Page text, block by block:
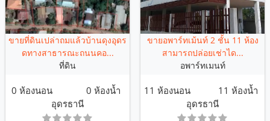
ขายที่ดินเปล่าถมแล้วบ้านดุงอุดร
ดทางสาธารณะถนนคอ...
ที่ดิน
0 ห้องนอน
0 ห้องน้ำ
อุดรธานี
ขายอพาร์ทเม้นท์ 2 ชั้น 11 ห้อง
สามารถปล่อยเช่าได...
อพาร์ทเมนท์
11 ห้องนอน
11 ห้องน้ำ
อุดรธานี